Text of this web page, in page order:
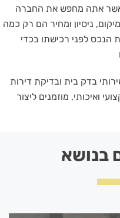
כאשר אתה מחפש את החברה
ניסיון ומחיר הם רק כמה
הנכס לפני רכישתו בכדי
בדק בית ובדיקת דירות
ואיכותי, מוזמנים ליצור
בנושא